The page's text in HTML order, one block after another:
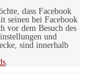
dass Facebook
seinen bei Facebook
vor dem Besuch des
und
sind innerhalb
.